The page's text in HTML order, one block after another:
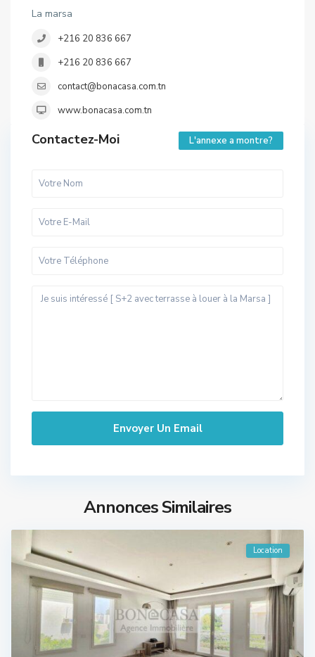
La marsa
+216 20 836 667
+216 20 836 667
contact@bonacasa.com.tn
www.bonacasa.com.tn
Contactez-Moi L'annexe a montre?
Annonces Similaires
Location